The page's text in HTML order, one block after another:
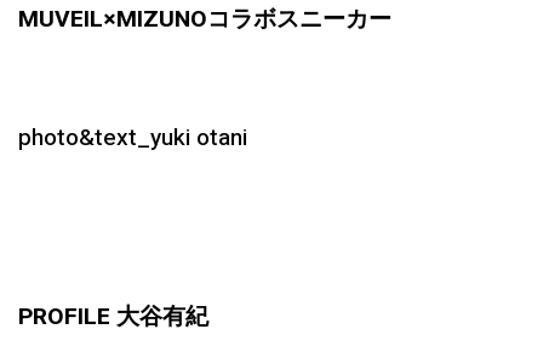
MUVEIL×MIZUNOコラボスニーカー
photo&text_yuki otani
PROFILE 大谷有紀